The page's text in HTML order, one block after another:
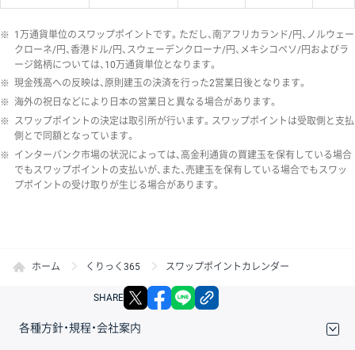
※ 1万通貨単位のスワップポイントです。ただし、南アフリカランド/円、ノルウェー
クローネ/円、香港ドル/円、スウェーデンクローナ/円、メキシコペソ/円およびラ
ージ銘柄については、10万通貨単位となります。
※ 現金残高への反映は、原則建玉の決済を行った2営業日後となります。
※ 海外の祝日などにより日本の営業日と異なる場合があります。
※ スワップポイントの決定は取引所が行います。スワップポイントは受取側と支払
側とで同額となっています。
※ インターバンク市場の状況によっては、高金利通貨の買建玉を保有している場合
でもスワップポイントの支払いが、また、売建玉を保有している場合でもスワッ
プポイントの受け取りが生じる場合があります。
ホーム くりっく365 スワップポイントカレンダー
SHARE X facebook
各種方針・規程・会社案内